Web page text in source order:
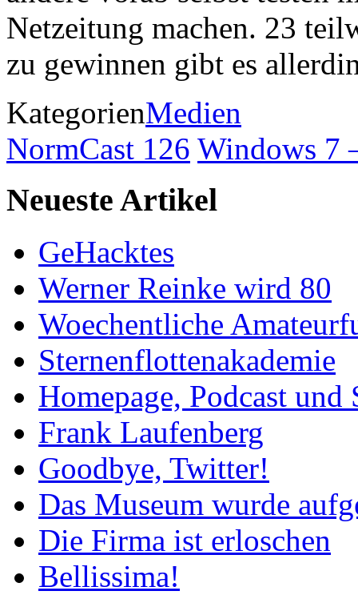
Netzeitung machen. 23
zu gewinnen gibt es
KategorienMedien
NormCast 126 Windows 7
Neueste Artikel
GeHacktes
Werner Reinke wird 80
Woechentliche
Sternenflottenakademie
Homepage, Podcast
Frank Laufenberg
Goodbye, Twitter!
Das Museum wurde
Die Firma ist erloschen
Bellissima!